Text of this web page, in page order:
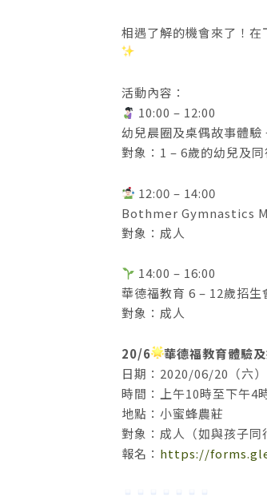
相遇了解的機會來了！
活動內容：
10:00 – 12:00
幼兒晨圈及桌偶故事體
對象：1 – 6歲的幼兒及同
12:00 – 14:00
Bothmer Gymnastics
對象：成人
14:00 – 16:00
華德福教育 6 – 12歲招生
對象：成人
20/6
華德福教育體驗
日期：2020/06/20（六）
時間：上午10時至下午4
地點：小蜜蜂農莊
對象：成人（如與孩子同
報名： https://